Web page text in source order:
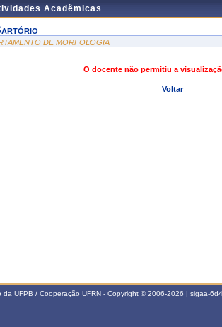
Acadêmicas
DE MORFOLOGIA
O docente não permitiu a
Voltar
UFPB / Cooperação UFRN - Copyright © 2006-2026 | sigaa-